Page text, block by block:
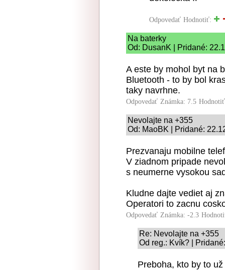
Odpovedať Hodnotiť:
Na baterky
Od: DusanK | Pridané:
A este by mohol byt na
Bluetooth - to by bol
taky navrhne.
Odpovedať Známka: 7.5
Nevolajte na +355
Od: MaoBK | Pridané:
Prezvanaju mobilne
V ziadnom pripade
s neumerne vysokou
Kludne dajte vediet aj
Operatori to zacnu
Odpovedať Známka: -2.3
Re: Nevolajte na +355
Od reg.: Kvík? |
Preboha, kto by to